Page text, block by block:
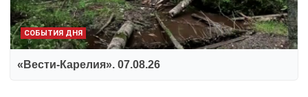
СОБЫТИЯ ДНЯ
«Вести-Карелия». 07.08.26